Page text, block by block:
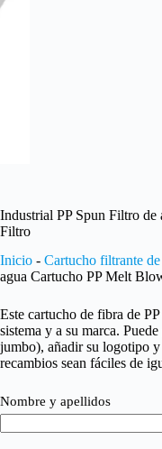
Industrial PP Spun Filtro
Filtro
Inicio - Cartucho filtrante de
agua Cartucho PP Melt
Este cartucho de fibra de
sistema y a su marca.
jumbo), añadir su logotipo
recambios sean fáciles de
Nombre y apellidos